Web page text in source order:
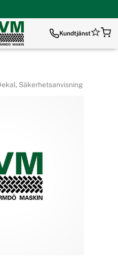
Kundtjänst
Säkerhetsanvisning